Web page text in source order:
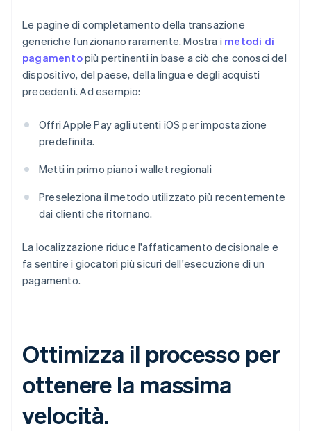
Le pagine di completamento della transazione
generiche funzionano raramente. Mostra i metodi di
pagamentopiù pertinenti in base a ciò che conosci del
dispositivo, del paese, della lingua e degli acquisti
precedenti. Ad esempio:
Offri Apple Pay agli utenti iOS per impostazione
predefinita.
Metti in primo piano i wallet regionali
Preseleziona il metodo utilizzato più recentemente
dai clienti che ritornano.
La localizzazione riduce l'affaticamento decisionale e
fa sentire i giocatori più sicuri dell'esecuzione di un
pagamento.
Ottimizza il processo per
ottenere la massima
velocità.